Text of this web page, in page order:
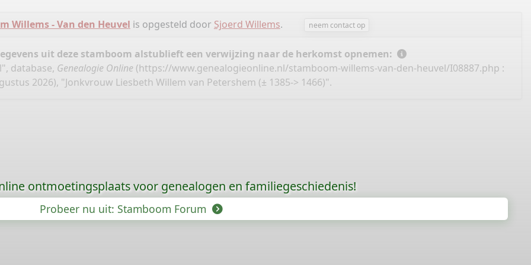
Willems - Van den Heuvel is opgesteld door Sjoerd Willems. neem contact op
uit deze stamboom alstublieft een verwijzing naar de herkomst opnemen:
database, Genealogie Online (https://www.genealogieonline.nl/stamboom-willems-van-den-heuvel/I08887.php :
2026), "Jonkvrouw Liesbeth Willem van Petershem (± 1385-> 1466)".
ontmoetingsplaats voor genealogen en familiegeschiedenis!
Probeer nu uit: Stamboom Forum